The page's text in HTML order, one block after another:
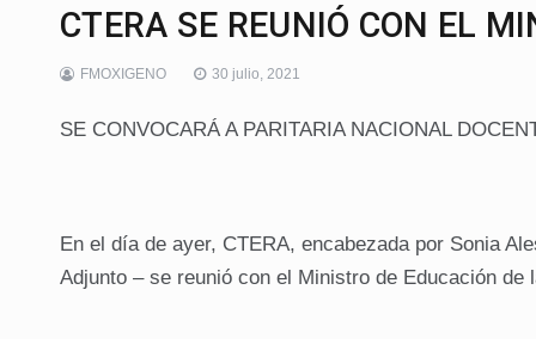
CTERA SE REUNIÓ CON EL
FMOXIGENO 30 julio, 2021
SE CONVOCARÁ A PARITARIA NACIONAL
En el día de ayer, CTERA, encabezada por Sonia
Adjunto – se reunió con el Ministro de Educación